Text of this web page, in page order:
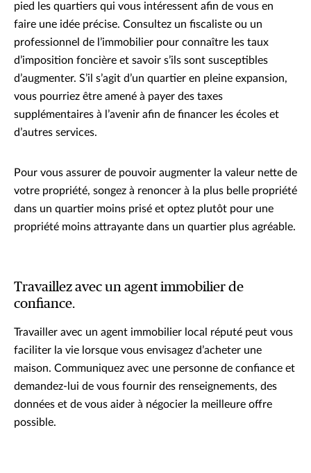
pied les quartiers qui vous intéressent afin de vous en
faire une idée précise. Consultez un fiscaliste ou un
professionnel de l’immobilier pour connaître les taux
d’imposition foncière et savoir s’ils sont susceptibles
d’augmenter. S’il s’agit d’un quartier en pleine expansion,
vous pourriez être amené à payer des taxes
supplémentaires à l’avenir afin de financer les écoles et
d’autres services.
Pour vous assurer de pouvoir augmenter la valeur nette de
votre propriété, songez à renoncer à la plus belle propriété
dans un quartier moins prisé et optez plutôt pour une
propriété moins attrayante dans un quartier plus agréable.
Travaillez avec un agent immobilier de
confiance.
Travailler avec un agent immobilier local réputé peut vous
faciliter la vie lorsque vous envisagez d’acheter une
maison. Communiquez avec une personne de confiance et
demandez-lui de vous fournir des renseignements, des
données et de vous aider à négocier la meilleure offre
possible.